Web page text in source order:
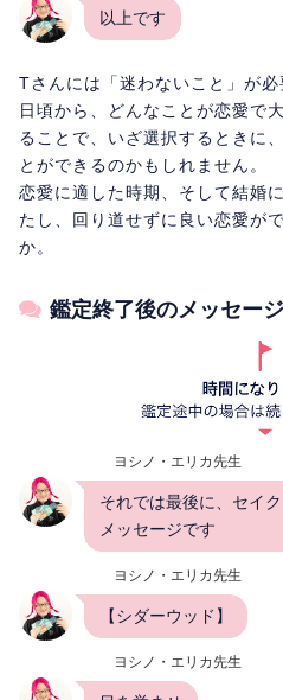
以上です
Tさんには「迷わないこと」が必
日頃から、どんなことが恋愛で
ることで、いざ選択するときに
とができるのかもしれません。
恋愛に適した時期、そして結婚
たし、回り道せずに良い恋愛が
か。
鑑定終了後のメッセージ
ヨシノ・エリカ先生
それでは最後に、セイ
メッセージです
ヨシノ・エリカ先生
【シダーウッド】
ヨシノ・エリカ先生